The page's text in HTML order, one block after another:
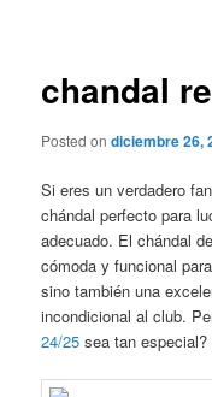
chandal
Posted ondiciembre 26,
Si eres un verdadero
chándal perfecto para
adecuado. El chándal
cómoda y funcional
sino también una
incondicional al club.
24/25 sea tan